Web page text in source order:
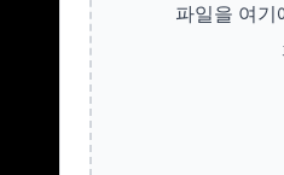
파일을 여기